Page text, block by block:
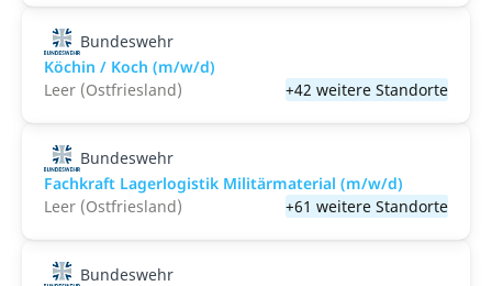
Bundeswehr
Köchin / Koch (m/w/d)
Leer (Ostfriesland)
+42 weitere Standorte
Bundeswehr
Fachkraft Lagerlogistik Militärmaterial (m/w/d)
Leer (Ostfriesland)
+61 weitere Standorte
Bundeswehr